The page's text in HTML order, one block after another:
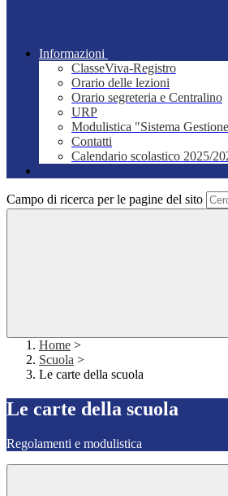
Informazioni
ClasseViva-Registro
Orario delle lezioni
Orario segreteria e Centralino
URP
Modulistica "Sistema
Contatti
Calendario scolastico 2025/
Campo di ricerca per le pagine del sito
Home >
Scuola >
Le carte della scuola
Le carte della scuola
Regolamenti e modulistica